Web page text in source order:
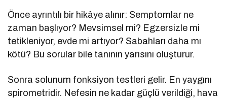
Önce ayrıntılı bir hikâye alınır: Semptomlar ne
zaman başlıyor? Mevsimsel mi? Egzersizle mi
tetikleniyor, evde mi artıyor? Sabahları daha mı
kötü? Bu sorular bile tanının yarısını oluşturur.
Sonra solunum fonksiyon testleri gelir. En yaygını
spirometridir. Nefesin ne kadar güçlü verildiği, hava